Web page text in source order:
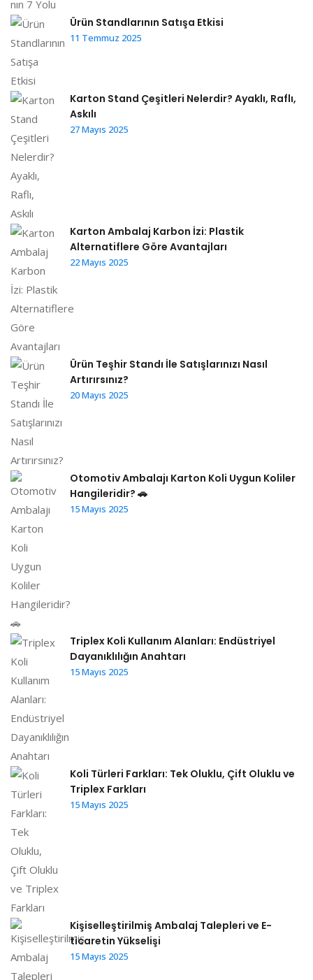
Ürün Standlarının Satışa Etkisi
11 Temmuz 2025
Karton Stand Çeşitleri Nelerdir? Ayaklı, Raflı,
Askılı
27 Mayıs 2025
Karton Ambalaj Karbon İzi: Plastik
Alternatiflere Göre Avantajları
22 Mayıs 2025
Ürün Teşhir Standı İle Satışlarınızı Nasıl
Artırırsınız?
20 Mayıs 2025
Otomotiv Ambalajı Karton Koli Uygun Koliler
Hangileridir? 🚗
15 Mayıs 2025
Triplex Koli Kullanım Alanları: Endüstriyel
Dayanıklılığın Anahtarı
15 Mayıs 2025
Koli Türleri Farkları: Tek Oluklu, Çift Oluklu ve
Triplex Farkları
15 Mayıs 2025
Kişiselleştirilmiş Ambalaj Talepleri ve E-
ticaretin Yükselişi
15 Mayıs 2025